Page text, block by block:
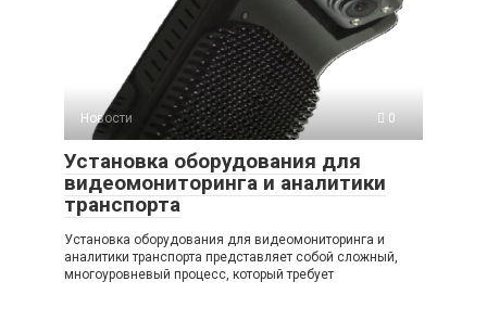
Новости 0
Установка оборудования для
видеомониторинга и аналитики
транспорта
Установка оборудования для видеомониторинга и
аналитики транспорта представляет собой сложный,
многоуровневый процесс, который требует